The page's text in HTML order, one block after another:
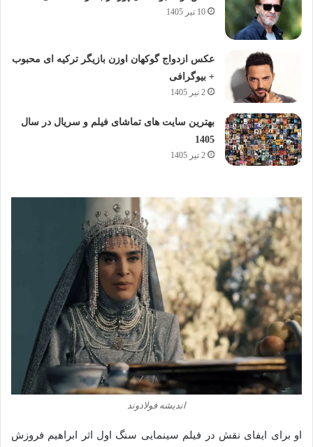
10 تیر 1405
عکس ازدواج گوکهان اوزن بازیگر ترکیه ای محبوب
+ بیوگرافی
2 تیر 1405
بهترین سایت های تماشای فیلم و سریال در سال
1405
2 تیر 1405
اندیشه فولادوند
او برای ایفای نقش در فیلم سینمایی سنگ اول اثر ابراهیم فروزش